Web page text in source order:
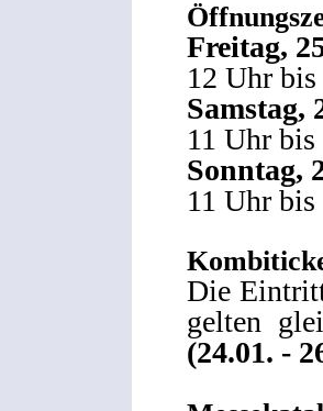
Freitag,
12 Uhr
Samstag,
11 Uhr
Sonntag,
11 Uhr
Die
gelten
(24.01. -